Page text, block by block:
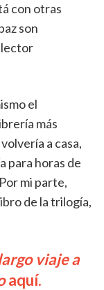
con otras
son
lector
el
más
a casa,
para horas de
mi parte,
de la trilogía,
viaje a
aquí.